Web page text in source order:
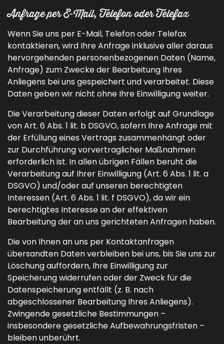
Anfrage per E-Mail, Telefon oder Telefax
Wenn Sie uns per E-Mail, Telefon oder Telefax
kontaktieren, wird Ihre Anfrage inklusive aller daraus
hervorgehenden personenbezogenen Daten (Name,
Anfrage) zum Zwecke der Bearbeitung Ihres
Anliegens bei uns gespeichert und verarbeitet. Diese
Daten geben wir nicht ohne Ihre Einwilligung weiter.
Die Verarbeitung dieser Daten erfolgt auf Grundlage
von Art. 6 Abs. 1 lit. b DSGVO, sofern Ihre Anfrage mit
der Erfüllung eines Vertrags zusammenhängt oder
zur Durchführung vorvertraglicher Maßnahmen
erforderlich ist. In allen übrigen Fällen beruht die
Verarbeitung auf Ihrer Einwilligung (Art. 6 Abs. 1 lit. a
DSGVO) und/oder auf unseren berechtigten
Interessen (Art. 6 Abs. 1 lit. f DSGVO), da wir ein
berechtigtes Interesse an der effektiven
Bearbeitung der an uns gerichteten Anfragen haben.
Die von Ihnen an uns per Kontaktanfragen
übersandten Daten verbleiben bei uns, bis Sie uns zur
Löschung auffordern, Ihre Einwilligung zur
Speicherung widerrufen oder der Zweck für die
Datenspeicherung entfällt (z. B. nach
abgeschlossener Bearbeitung Ihres Anliegens).
Zwingende gesetzliche Bestimmungen –
insbesondere gesetzliche Aufbewahrungsfristen –
bleiben unberührt.